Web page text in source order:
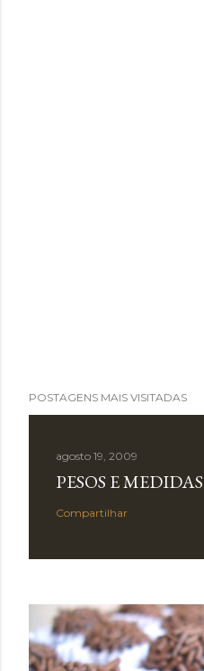
POSTAGENS MAIS VISITADAS
agosto 19, 2009
PESOS E MEDIDAS
Compartilhar